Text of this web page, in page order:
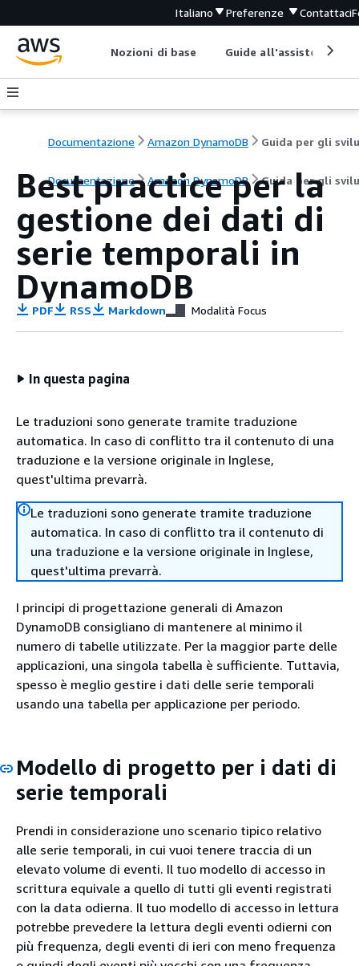
Italiano Preferenze Contattaci
Nozioni di base Guide all'assistenza
Documentazione Amazon DynamoDB
Documentazione Amazon DynamoDB Guida per gli
Best practice per la
gestione dei dati di
serie temporali in
DynamoDB
PDF RSS Markdown Modalità Focus
In questa pagina
Le traduzioni sono generate tramite traduzione
automatica. In caso di conflitto tra il contenuto di una
traduzione e la versione originale in Inglese,
quest'ultima prevarrà.
Le traduzioni sono generate tramite traduzione
automatica. In caso di conflitto tra il contenuto di
una traduzione e la versione originale in Inglese,
quest'ultima prevarrà.
I principi di progettazione generali di Amazon
DynamoDB consigliano di mantenere al minimo il
numero di tabelle utilizzate. Per la maggior parte delle
applicazioni, una singola tabella è sufficiente. Tuttavia,
spesso è meglio gestire i dati delle serie temporali
usando una tabella per applicazione per periodo.
Modello di progetto per i dati di
serie temporali
Prendi in considerazione uno scenario tipico relativo
alle serie temporali, in cui vuoi tenere traccia di un
elevato volume di eventi. Il tuo modello di accesso in
scrittura equivale a quello di tutti gli eventi registrati
con la data odierna. Il tuo modello di accesso in lettura
potrebbe prevedere la lettura degli eventi odierni con
più frequenza, degli eventi di ieri con meno frequenza